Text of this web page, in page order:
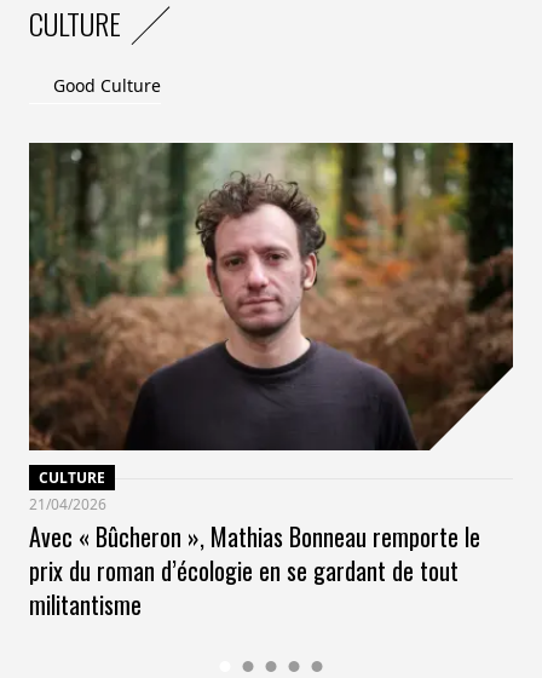
CULTURE
Good Culture
CULTURE
21/04/2026
Avec « Bûcheron », Mathias Bonneau remporte le
prix du roman d’écologie en se gardant de tout
militantisme